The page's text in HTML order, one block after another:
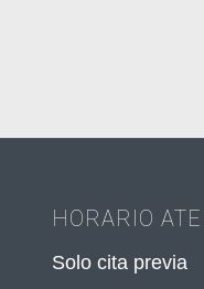
HORARIO
Solo cita previa